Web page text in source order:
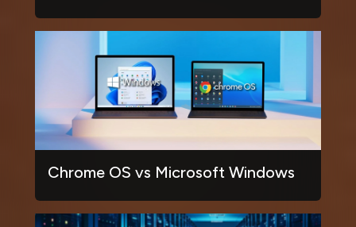
Chrome OS vs Microsoft Windows